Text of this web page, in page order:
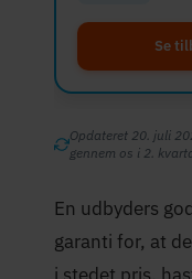
Se
Opdateret 20. juli
gennem os i 2.
En udbyders
garanti for, at